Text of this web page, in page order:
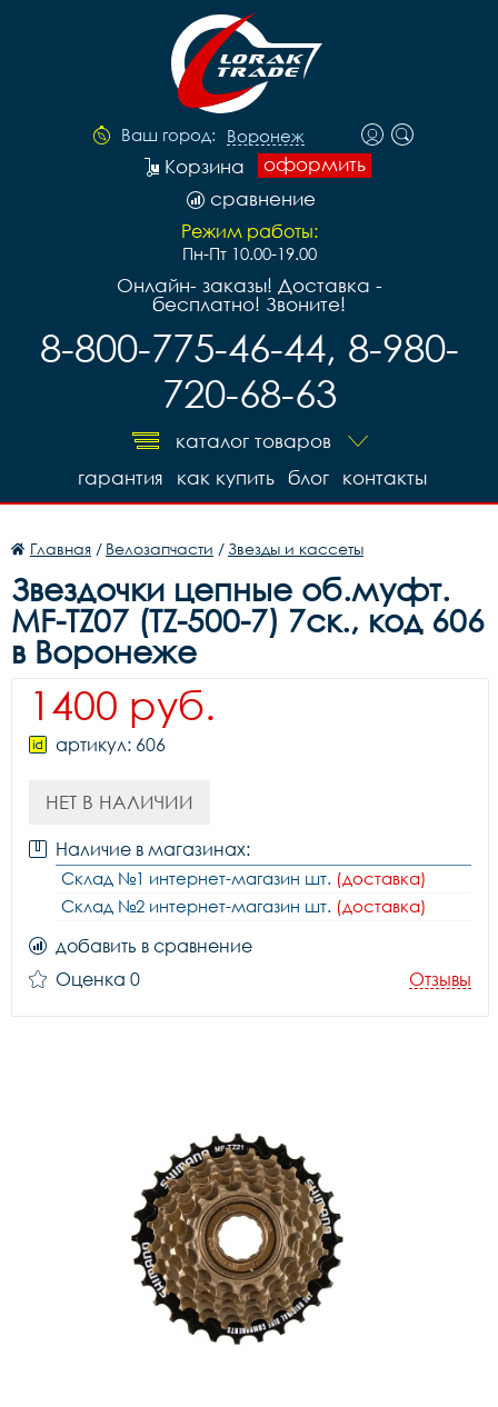
Ваш город: Воронеж
оформить
Корзина
сравнение
Режим работы:
Пн-Пт 10.00-19.00
Онлайн- заказы! Доставка -
бесплатно! Звоните!
8-800-775-46-44, 8-980-
720-68-63
каталог товаров
контакты
блог
как купить
гарантия
Главная / Велозапчасти / Звезды и кассеты
Звездочки цепные об.муфт.
MF-TZ07 (TZ-500-7) 7ск., код 606
в Воронеже
1400 руб.
артикул: 606
НЕТ В НАЛИЧИИ
Наличие в магазинах:
Склад №1 интернет-магазин шт. (доставка)
Склад №2 интернет-магазин шт. (доставка)
добавить в сравнение
Оценка 0
Отзывы